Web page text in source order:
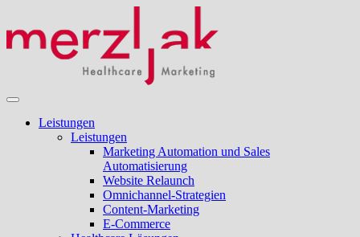
Leistungen
Leistungen
Marketing Automation und Sales
Automatisierung
Website Relaunch
Omnichannel-Strategien
Content-Marketing
E-Commerce